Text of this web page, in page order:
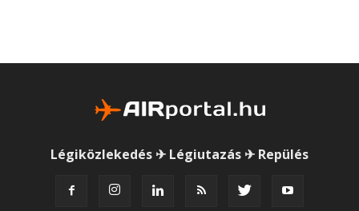
Légiközlekedés ✈ Légiutazás ✈ Repülés